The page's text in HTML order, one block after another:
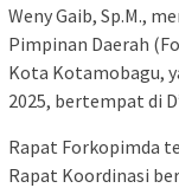
Weny Gaib, Sp.M.,
Pimpinan Daerah
Kota Kotamobagu,
2025, bertempat di
Rapat Forkopimda
Rapat Koordinasi